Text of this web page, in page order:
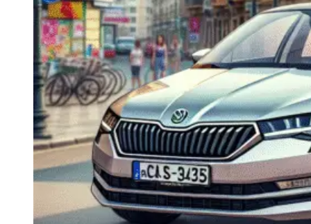
Navigatie Audi A4 B6
Navigatie Audi A4 B7
Navigatie Audi A4 B8
Navigatie Audi A5
Navigatie Audi A6 C5
Navigatie Audi A6 C6
Navigatie Audi A6 C7
Navigatie Audi Q5
Ford
Navigație Ford Fiesta
Navigație Ford Focus 1
Navigație Ford Focus 2
Navigație Ford Focus MK3
Navigație Ford Mondeo MK3
Navigație Ford Mondeo MK4
Navigație Ford Transit
Mercedes
Navigație Mercedes C Class W203